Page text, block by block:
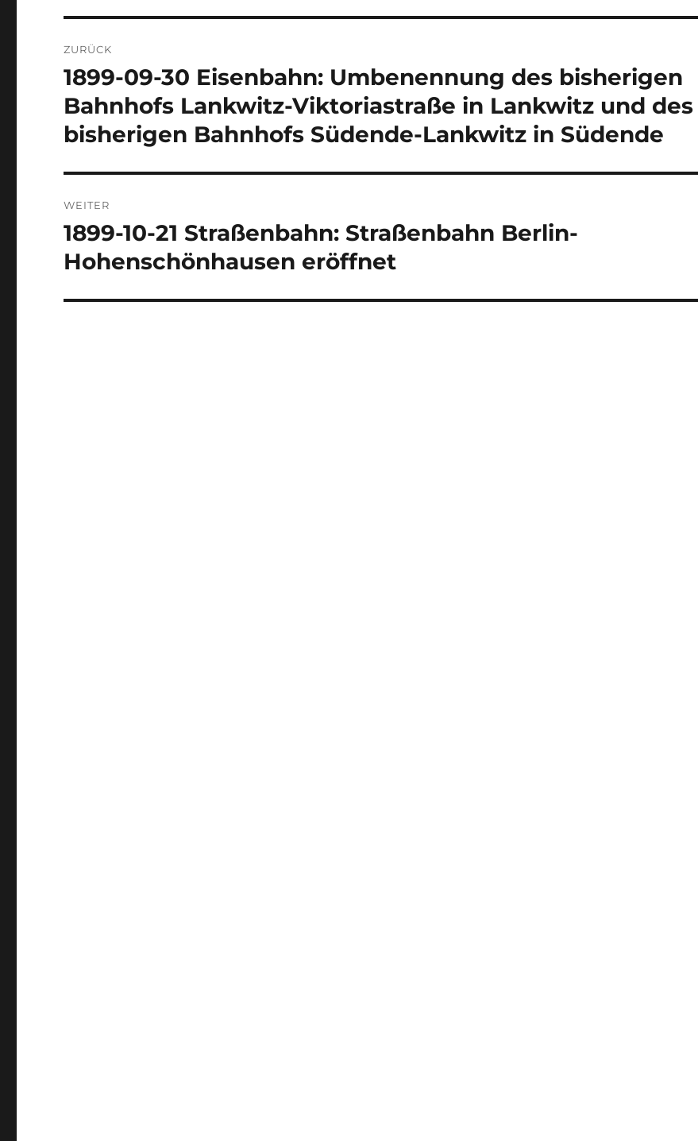
ZURÜCK
Vorheriger
Beitrag:
1899-09-30 Eisenbahn: Umbenennung des bisherigen
Bahnhofs Lankwitz-Viktoriastraße in Lankwitz und des
bisherigen Bahnhofs Südende-Lankwitz in Südende
WEITER
Nächster
Beitrag:
1899-10-21 Straßenbahn: Straßenbahn Berlin-
Hohenschönhausen eröffnet